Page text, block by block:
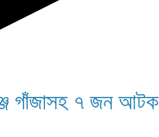
গাঁজাসহ ৭ জন আটক